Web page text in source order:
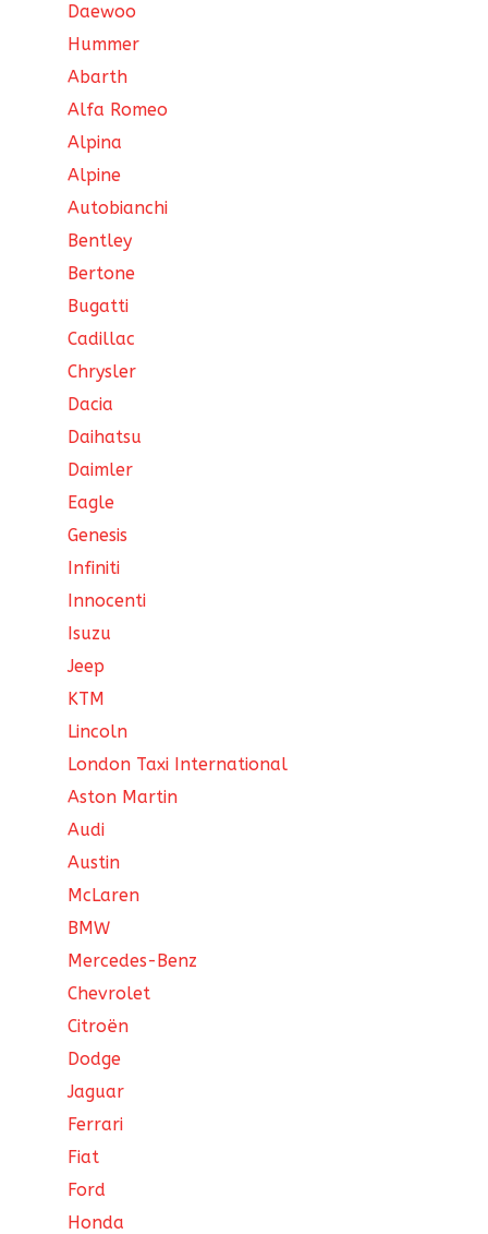
Daewoo
Hummer
Abarth
Alfa Romeo
Alpina
Alpine
Autobianchi
Bentley
Bertone
Bugatti
Cadillac
Chrysler
Dacia
Daihatsu
Daimler
Eagle
Genesis
Infiniti
Innocenti
Isuzu
Jeep
KTM
Lincoln
London Taxi International
Aston Martin
Audi
Austin
McLaren
BMW
Mercedes-Benz
Chevrolet
Citroën
Dodge
Jaguar
Ferrari
Fiat
Ford
Honda